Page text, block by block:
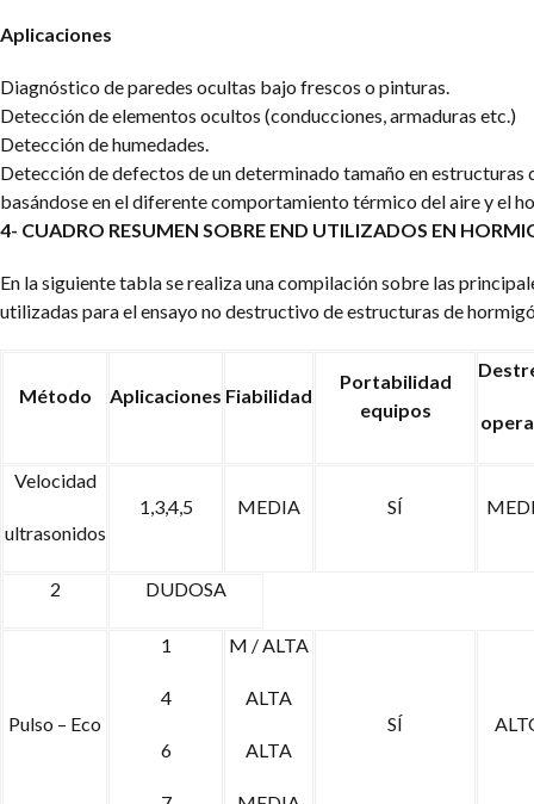
Aplicaciones
Diagnóstico de paredes ocultas bajo frescos o pinturas.
Detección de elementos ocultos (conducciones, armaduras etc.)
Detección de humedades.
Detección de defectos de un determinado tamaño en estructuras
basándose en el diferente comportamiento térmico del aire y el
4- CUADRO RESUMEN SOBRE END UTILIZADOS EN
En la siguiente tabla se realiza una compilación sobre las
utilizadas para el ensayo no destructivo de estructuras de
Método Aplicaciones Fiabilidad
Portabilidad
equipos
Velocidad
ultrasonidos
1,3,4,5 MEDIA SÍ
2 DUDOSA
Pulso – Eco
1
4
6
M / ALTA
ALTA
ALTA
SÍ